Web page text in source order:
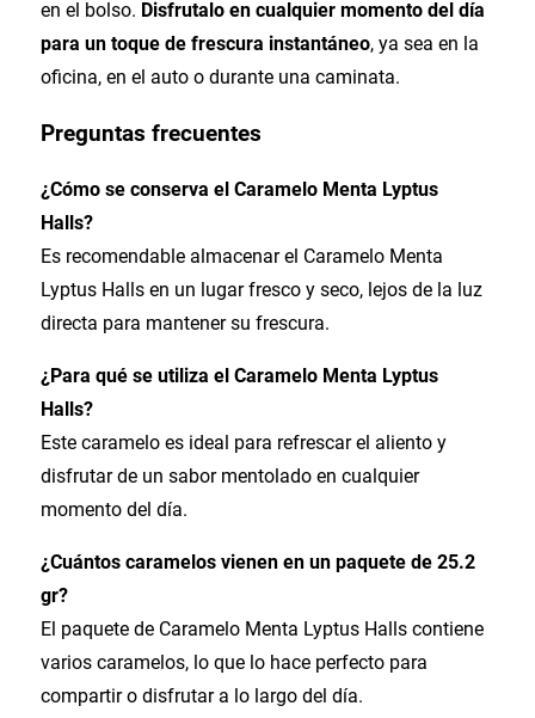
en el bolso. Disfrutalo en cualquier momento del día
para un toque de frescura instantáneo, ya sea en la
oficina, en el auto o durante una caminata.
Preguntas frecuentes
¿Cómo se conserva el Caramelo Menta Lyptus
Halls?
Es recomendable almacenar el Caramelo Menta
Lyptus Halls en un lugar fresco y seco, lejos de la luz
directa para mantener su frescura.
¿Para qué se utiliza el Caramelo Menta Lyptus
Halls?
Este caramelo es ideal para refrescar el aliento y
disfrutar de un sabor mentolado en cualquier
momento del día.
¿Cuántos caramelos vienen en un paquete de 25.2
gr?
El paquete de Caramelo Menta Lyptus Halls contiene
varios caramelos, lo que lo hace perfecto para
compartir o disfrutar a lo largo del día.